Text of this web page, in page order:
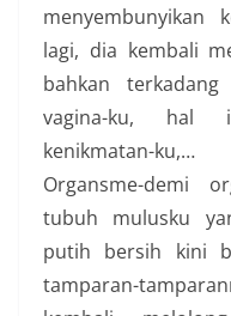
menyembunyikan
lagi, dia kembali
bahkan terkadang
vagina-ku, hal
kenikmatan-ku,…
Organsme-demi
tubuh mulusku
putih bersih kini
tamparan-